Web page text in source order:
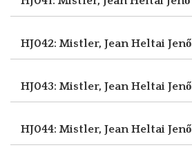
HJ042: Mistler, JeanHeltai Jenő
HJ043: Mistler, JeanHeltai Jenő
HJ044: Mistler, JeanHeltai Jenő